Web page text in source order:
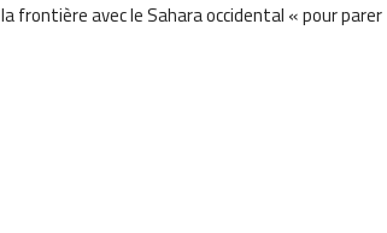
frontière avec le Sahara occidental « pour parer